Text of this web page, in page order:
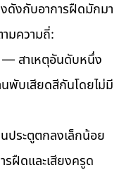
ดังกับอาการฝืดมักมา
มความถี่:
— สาเหตุอันดับหนึ่ง
พับเสียดสีกันโดยไม่มี
ประตูตกลงเล็กน้อย
รฝืดและเสียงครูด